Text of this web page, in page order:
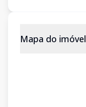
Mapa do imóvel